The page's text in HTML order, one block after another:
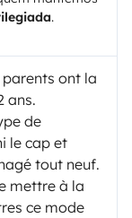
.
ont la
ans.
de
le cap et
tout neuf.
mettre à la
ce mode